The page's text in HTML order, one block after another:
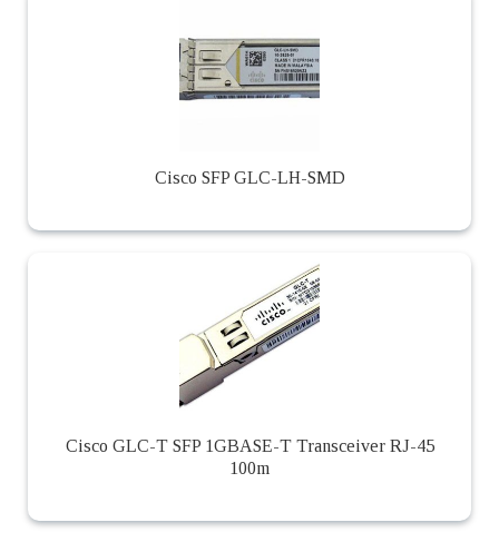
Cisco SFP GLC-LH-SMD
Cisco GLC-T SFP 1GBASE-T Transceiver RJ-45
100m